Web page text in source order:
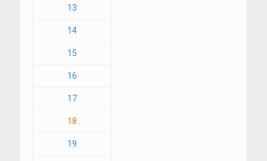
13
14
15
16
17
18
19